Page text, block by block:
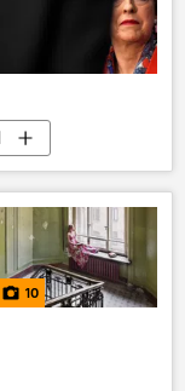
10